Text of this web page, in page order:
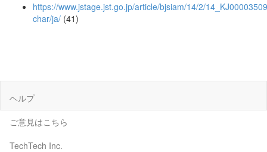
https://www.jstage.jst.go.jp/article/bjsiam/14/2/
char/ja/ (41)
ヘルプ
ご意見はこちら
TechTech Inc.